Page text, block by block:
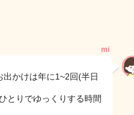
mi
かけは年に1~2回(半日
とりでゆっくりする時間